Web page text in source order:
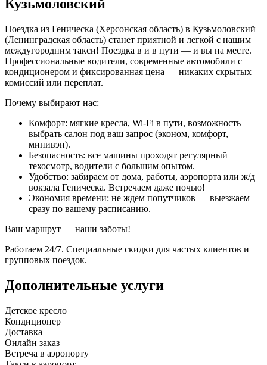
Кузьмоловский
Поездка из Геническа (Херсонская область) в Кузьмоловский
(Ленинградская область) станет приятной и легкой с нашим
междугородним такси! Поездка в и в пути — и вы на месте.
Профессиональные водители, современные автомобили с
кондиционером и фиксированная цена — никаких скрытых
комиссий или переплат.
Почему выбирают нас:
Комфорт: мягкие кресла, Wi-Fi в пути, возможность
выбрать салон под ваш запрос (эконом, комфорт,
минивэн).
Безопасность: все машины проходят регулярный
техосмотр, водители с большим опытом.
Удобство: забираем от дома, работы, аэропорта или ж/д
вокзала Геническа. Встречаем даже ночью!
Экономия времени: не ждем попутчиков — выезжаем
сразу по вашему расписанию.
Ваш маршрут — наши заботы!
Работаем 24/7. Специальные скидки для частых клиентов и
групповых поездок.
Дополнительные услуги
Детское кресло
Кондиционер
Доставка
Онлайн заказ
Встреча в аэропорту